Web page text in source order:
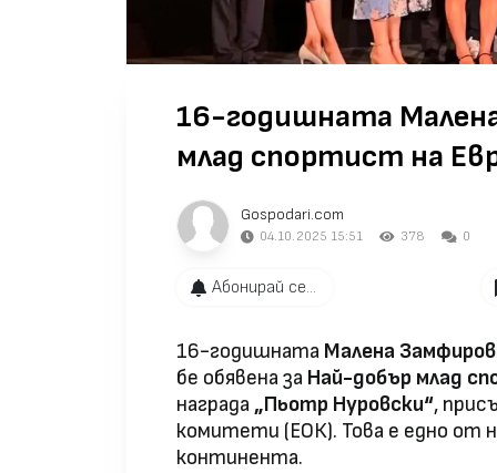
16-годишната
млад спортист на
Gospodari.com
04.10.2025 15:51 378 0
Абонирай се...
16-годишната Малена
бе обявена за Най-добър млад
награда „Пьотр Нуровски“,
комитети (ЕОК). Това е едно от
континента.